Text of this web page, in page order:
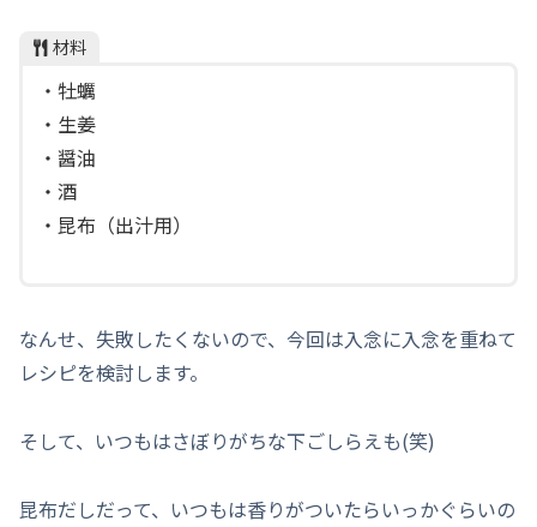
材料
・牡蠣
・生姜
・醤油
・酒
・昆布（出汁用）
なんせ、失敗したくないので、今回は入念に入念を重ねて
レシピを検討します。
そして、いつもはさぼりがちな下ごしらえも(笑)
昆布だしだって、いつもは香りがついたらいっかぐらいの